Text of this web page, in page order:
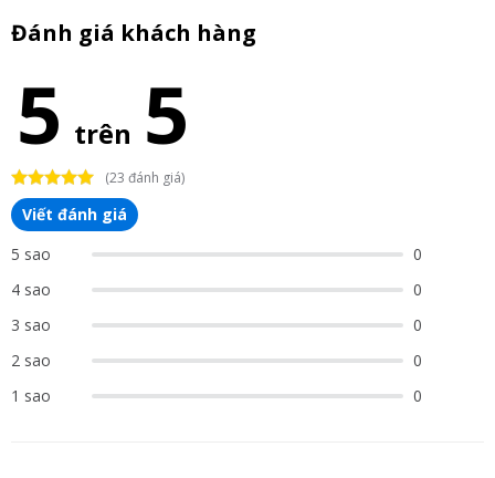
Đánh giá khách hàng
5 trên 5
(23 đánh giá)
Viết đánh giá
5 sao
0
4 sao
0
3 sao
0
2 sao
0
1 sao
0